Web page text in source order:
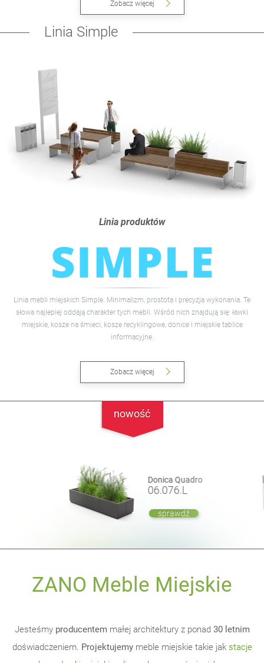
Zobacz więcej
Linia Simple
Linia produktów
Linia mebli miejskich Simple. Minimalizm, prostota i precyzja wykonania. Te
słowa najlepiej oddają charakter tych mebli. Wśród nich znajdują się: ławki
miejskie, kosze na śmieci, kosze recyklingowe, donice i miejskie tablice
informacyjne.
Zobacz więcej
nowość
Donica Quadro
06.076.L
sprawdź
ZANO Meble Miejskie
Jesteśmy producentem małej architektury z ponad 30 letnim
doświadczeniem. Projektujemymeble miejskie takie jak stacje